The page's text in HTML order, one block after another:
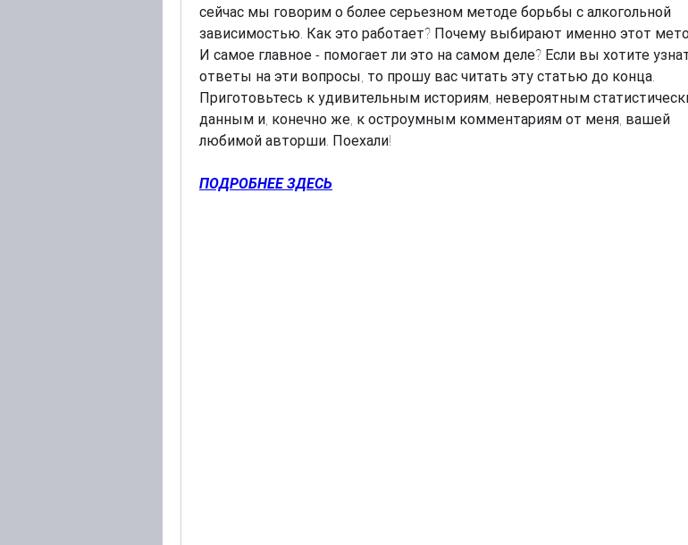
сейчас мы говорим о более серьезном методе борьбы с алкогольной
зависимостью. Как это работает? Почему выбирают именно этот
И самое главное - помогает ли это на самом деле? Если вы хотите
ответы на эти вопросы, то прошу вас читать эту статью до конца.
Приготовьтесь к удивительным историям, невероятным
данным и, конечно же, к остроумным комментариям от меня, вашей
любимой авторши. Поехали!
ПОДРОБНЕЕ ЗДЕСЬ